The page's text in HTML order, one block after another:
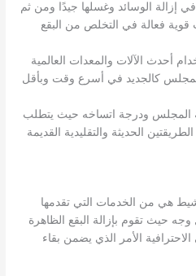
في إزالة الوسائد وغسلها جيدًا ومن ثم
فعالة في التخلص من البقع
أحدث الآلات والمعدات العالمية
كالجديد في أسرع وقت وبأقل
المجلس ودرجة اتساخه حيث يتطلب
الحديثة والتقليدية القديمة
هي من الخدمات التي تقدمها
حيث تقوم بإزالة البقع الظاهرة
الأمر الذي يضمن بقاء